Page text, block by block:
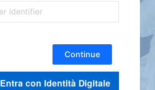
Continue
Entra con Identità Digitale